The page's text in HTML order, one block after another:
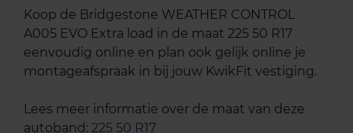
Koop de Bridgestone WEATHER CONTROL
A005 EVO Extra load in de maat 225 50 R17
eenvoudig online en plan ook gelijk online je
montageafspraak in bij jouw KwikFit vestiging.
Lees meer informatie over de maat van deze
autoband: 225 50 R17